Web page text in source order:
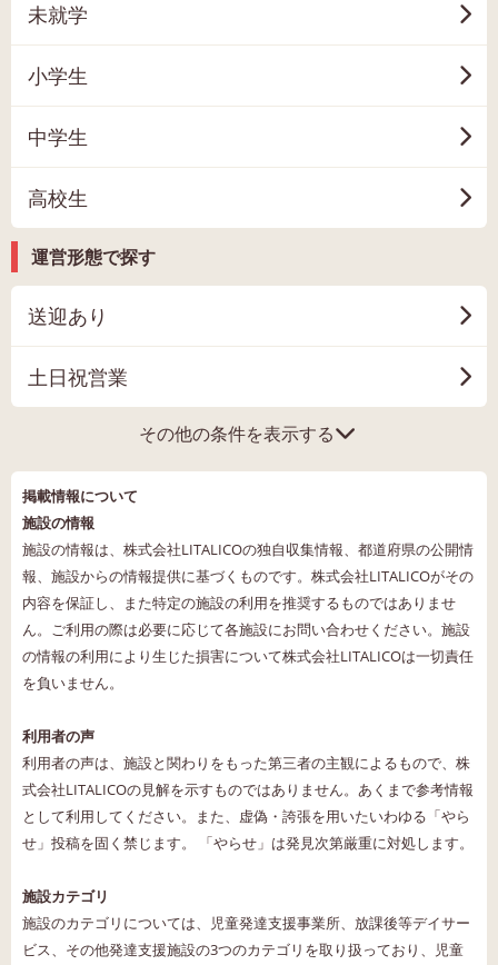
未就学
小学生
中学生
高校生
運営形態で探す
送迎あり
土日祝営業
その他の条件を表示する
掲載情報について
施設の情報
施設の情報は、株式会社LITALICOの独自収集情報、都道府県の公開情
報、施設からの情報提供に基づくものです。株式会社LITALICOがその
内容を保証し、また特定の施設の利用を推奨するものではありませ
ん。ご利用の際は必要に応じて各施設にお問い合わせください。施設
の情報の利用により生じた損害について株式会社LITALICOは一切責任
を負いません。
利用者の声
利用者の声は、施設と関わりをもった第三者の主観によるもので、株
式会社LITALICOの見解を示すものではありません。あくまで参考情報
として利用してください。また、虚偽・誇張を用いたいわゆる「やら
せ」投稿を固く禁じます。 「やらせ」は発見次第厳重に対処します。
施設カテゴリ
施設のカテゴリについては、児童発達支援事業所、放課後等デイサー
ビス、その他発達支援施設の3つのカテゴリを取り扱っており、児童